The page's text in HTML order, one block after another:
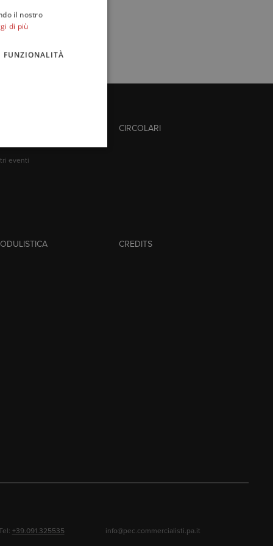
eventi
CIRCOLARI
CREDITS
+39.091.325535 info@pec.commercialisti.pa.it
il nostro
di più
FUNZIONALITÀ